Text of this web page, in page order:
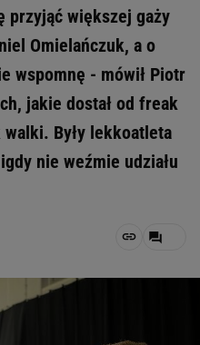
przyjąć większej gaży
Omielańczuk, a o
wspomnę - mówił Piotr
jakie dostał od freak
Były lekkoatleta
nie weźmie udziału